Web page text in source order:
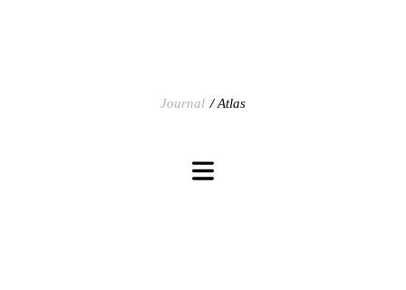
Journal Atlas